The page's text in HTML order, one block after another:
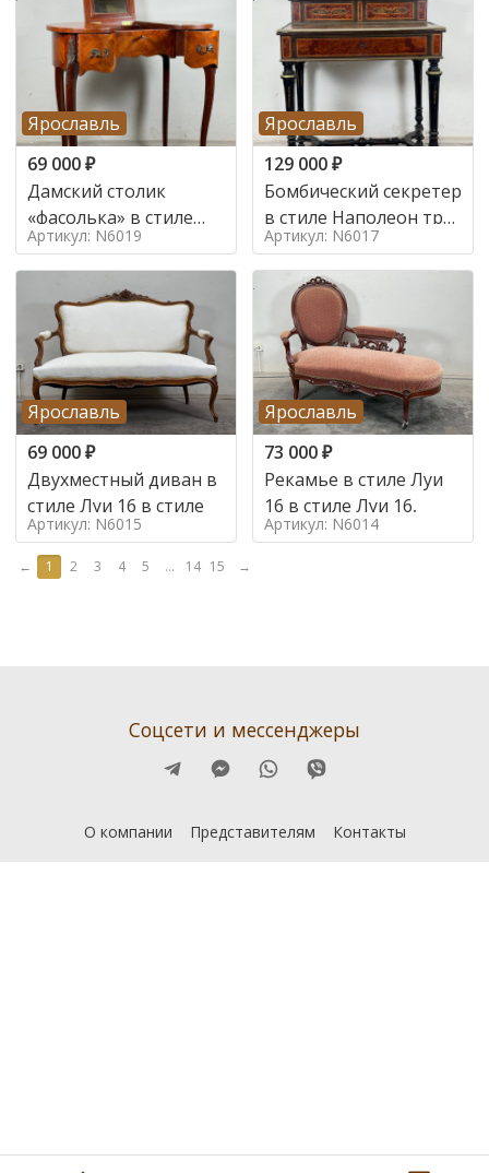
Ярославль
69 000₽
Дамский столик
«фасолька» в стиле
Луи 16,
Артикул: N6019
Ярославль
129 000₽
Бомбический секретер
в стиле Наполеон труа
в стиле
Артикул: N6017
Ярославль
69 000₽
Двухместный диван в
стиле Луи 16 в стиле
Артикул: N6015
Ярославль
73 000₽
Рекамье в стиле Луи
16 в стиле Луи 16,
Артикул: N6014
← 1 2 3 4 5 ... 14 15 →
Соцсети и мессенджеры
О компании Представителям Контакты